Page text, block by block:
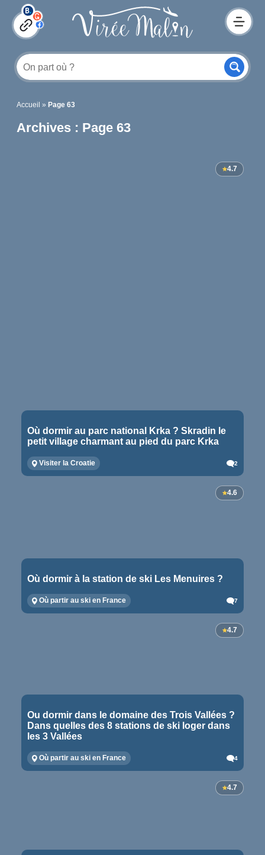
Accueil » Page 63
Archives : Page 63
4.7
Où dormir au parc national Krka ? Skradin le
petit village charmant au pied du parc Krka
Visiter la Croatie 2
4.6
Où dormir à la station de ski Les Menuires ?
Où partir au ski en France 7
4.7
Ou dormir dans le domaine des Trois Vallées ?
Dans quelles des 8 stations de ski loger dans
les 3 Vallées
Où partir au ski en France 4
4.7